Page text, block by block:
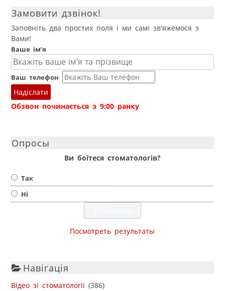
Замовити дзвінок!
Заповніть два простих поля і ми самі зв'яжемося з
Вами!
Ваше ім’я
Ваш телефон
Надіслати
Обзвон починається з 9:00 ранку
Опросы
Ви боїтеся стоматологів?
Так
Ні
Посмотреть результаты
Навігація
Відео зі стоматології (386)